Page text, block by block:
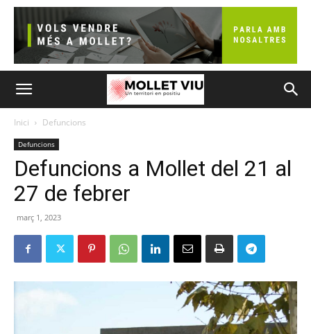
Inici Defuncions
Defuncions
Defuncions a Mollet del 21 al
27 de febrer
març 1, 2023